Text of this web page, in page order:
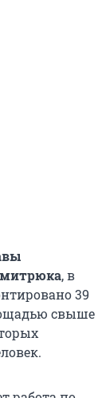
, в
39
свыше